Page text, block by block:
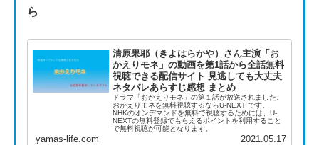
ら
清原果耶（きよはらかや）さん主演「お
かえりモネ」の動画を第1話から全話無料
視聴できる配信サイト 見逃しても大丈夫
ネタバレあらすじ感想 まとめ
ドラマ「おかえりモネ」の第１話が放送されました。
おかえりモネを無料視聴するならU-NEXT です。
NHKのオンデマンドを無料で視聴するためには、U-
NEXTの無料登録でもらえるポイントを利用すること
で無料視聴が可能となります。
yamas-life.com 2021.05.17